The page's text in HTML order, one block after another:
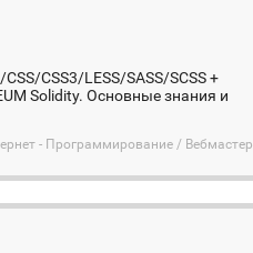
CSS3/LESS/SASS/SCSS +
Solidity. Основные знания и
- Программирование / Вебмастер